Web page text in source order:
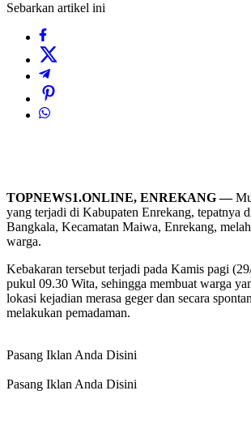
Sebarkan artikel ini
TOPNEWS1.ONLINE, ENREKANG —
yang terjadi di Kabupaten Enrekang, tepatnya
Bangkala, Kecamatan Maiwa, Enrekang,
warga.
Kebakaran tersebut terjadi pada Kamis pagi
pukul 09.30 Wita, sehingga membuat warga
lokasi kejadian merasa geger dan secara
melakukan pemadaman.
Pasang Iklan Anda Disini
Pasang Iklan Anda Disini